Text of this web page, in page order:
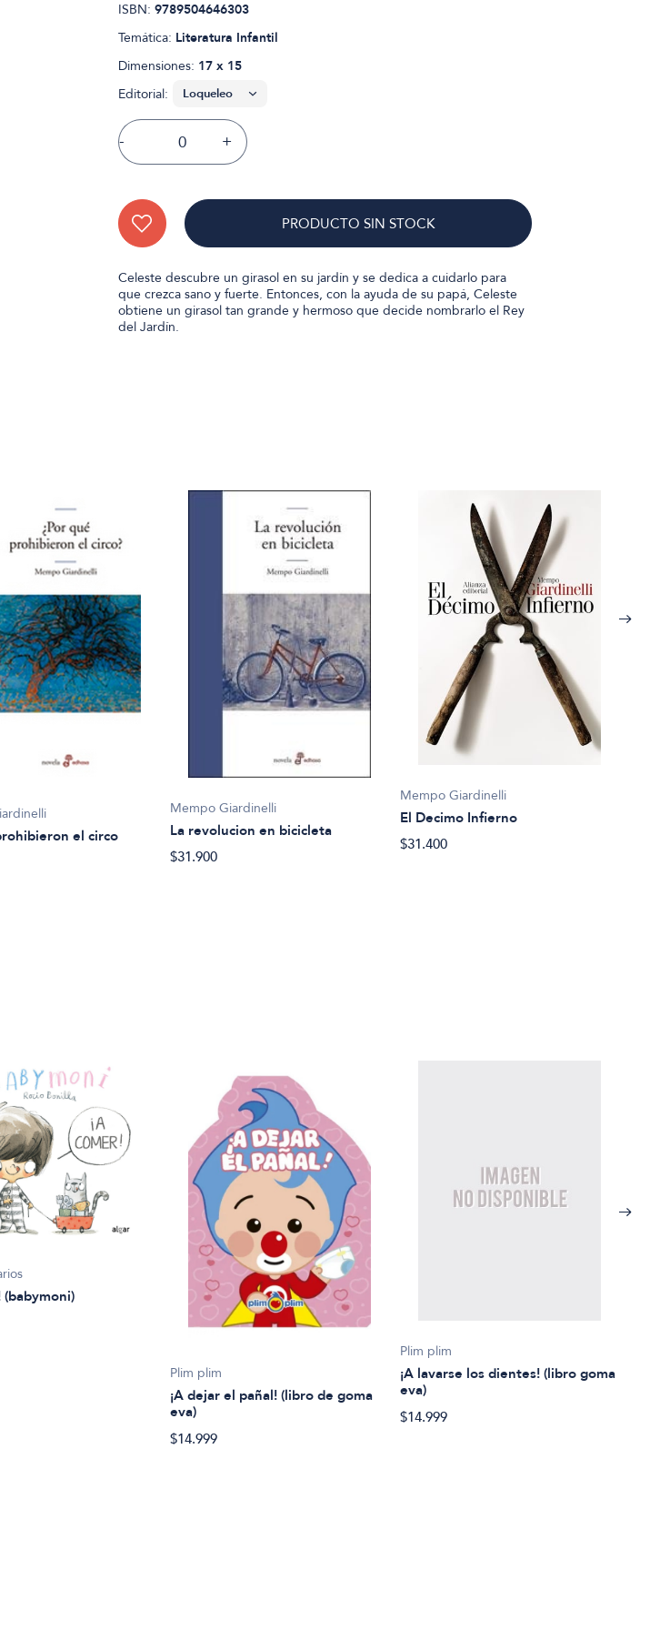
ISBN: 9789504646303
Temática: Literatura Infantil
Dimensiones: 17 x 15
Editorial:
- +
PRODUCTO SIN STOCK
Celeste descubre un girasol en su jardín y se dedica a cuidarlo para
que crezca sano y fuerte. Entonces, con la ayuda de su papá, Celeste
obtiene un girasol tan grande y hermoso que decide nombrarlo el Rey
del Jardín.
el circo
Mempo Giardinelli
La revolucion en bicicleta
$31.900
Mempo Giardinelli
El Decimo Infierno
$31.400
(babymoni)
Plim plim
¡A dejar el pañal! (libro de goma
eva)
$14.999
Plim plim
¡A lavarse los dientes! (libro goma
eva)
$14.999